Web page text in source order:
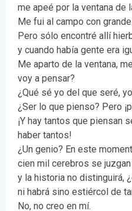
me apeé por la ventana de
Me fui al campo con
Pero sólo encontré allí
y cuando había gente era
Me aparto de la ventana,
voy a pensar?
¿Qué sé yo del que seré,
¿Ser lo que pienso? Pero
¡Y hay tantos que piensan
haber tantos!
¿Un genio? En este
cien mil cerebros se
y la historia no distinguirá,
ni habrá sino estiércol de
No, no creo en mí.